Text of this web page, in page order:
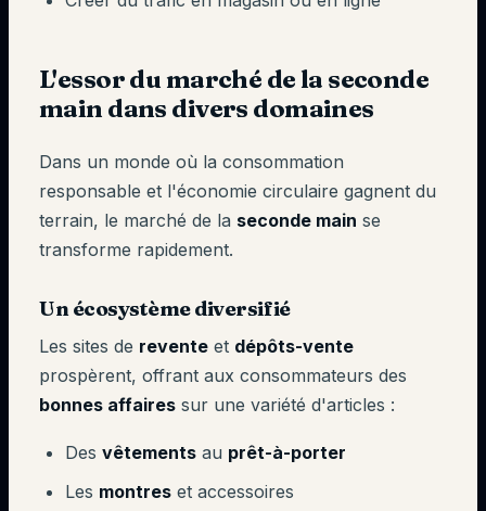
L'essor du marché de la seconde
main dans divers domaines
Dans un monde où la consommation
responsable et l'économie circulaire gagnent du
terrain, le marché de la seconde main se
transforme rapidement.
Un écosystème diversifié
Les sites de revente et dépôts-vente
prospèrent, offrant aux consommateurs des
bonnes affaires sur une variété d'articles :
Des vêtements au prêt-à-porter
Les montres et accessoires